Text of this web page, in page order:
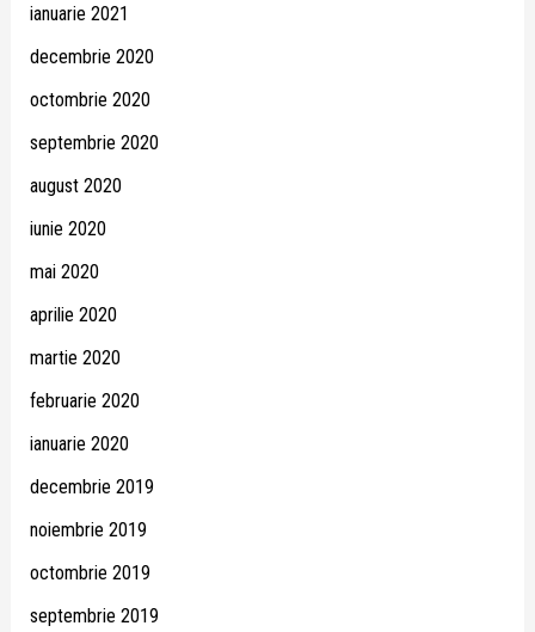
ianuarie 2021
decembrie 2020
octombrie 2020
septembrie 2020
august 2020
iunie 2020
mai 2020
aprilie 2020
martie 2020
februarie 2020
ianuarie 2020
decembrie 2019
noiembrie 2019
octombrie 2019
septembrie 2019